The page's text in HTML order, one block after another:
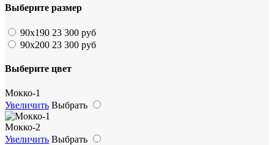
Выберите размер
90х190 23 300 руб
90х200 23 300 руб
Выберите цвет
Мокко-1
Увеличить Выбрать
Мокко-2
Увеличить Выбрать